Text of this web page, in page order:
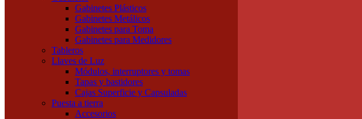
Gabinetes Plásticos
Gabinetes Metálicos
Gabinetes para Toma
Gabinetes para Medidores
Tableros
Llaves de Luz
Módulos, interruptores y tomas
Tapas y bastidores
Cajas Superficie y Capsuladas
Puesta a tierra
Accesorios
Canalizaciones
Bandejas Portacables
Caños Metálicos
Caños Plásticos
Cajas de Embutir y Accesorios
Accesorios Metálicos para caños
Accesorios de PVC para caños
Precintos
Componentes para Tableros